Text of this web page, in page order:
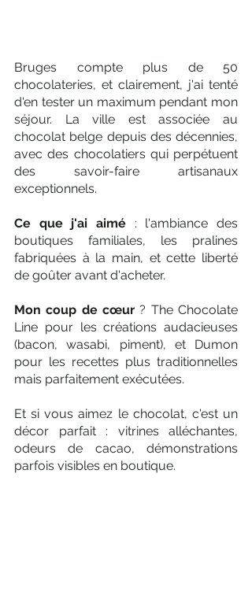
Bruges compte plus de 50
chocolateries, et clairement, j'ai tenté
d'en tester un maximum pendant mon
séjour. La ville est associée au
chocolat belge depuis des décennies,
avec des chocolatiers qui perpétuent
des savoir-faire artisanaux
exceptionnels.
Ce que j'ai aimé : l'ambiance des
boutiques familiales, les pralines
fabriquées à la main, et cette liberté
de goûter avant d'acheter.
Mon coup de cœur ? The Chocolate
Line pour les créations audacieuses
(bacon, wasabi, piment), et Dumon
pour les recettes plus traditionnelles
mais parfaitement exécutées.
Et si vous aimez le chocolat, c'est un
décor parfait : vitrines alléchantes,
odeurs de cacao, démonstrations
parfois visibles en boutique.